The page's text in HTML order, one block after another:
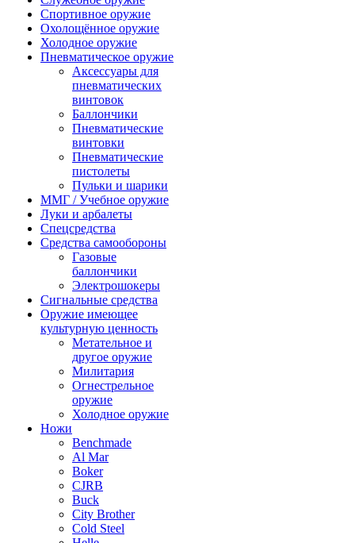
Спортивное оружие
Охолощённое оружие
Холодное оружие
Пневматическое оружие
Аксессуары для
пневматических
винтовок
Баллончики
Пневматические
винтовки
Пневматические
пистолеты
Пульки и шарики
ММГ / Учебное оружие
Луки и арбалеты
Спецсредства
Средства самообороны
Газовые
баллончики
Электрошокеры
Сигнальные средства
Оружие имеющее
культурную ценность
Метательное и
другое оружие
Милитария
Огнестрельное
оружие
Холодное оружие
Ножи
Benchmade
Al Mar
Boker
CJRB
Buck
City Brother
Cold Steel